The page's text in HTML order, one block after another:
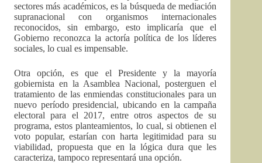
sectores más académicos, es la búsqueda de mediación
supranacional con organismos internacionales
reconocidos, sin embargo, esto implicaría que el
Gobierno reconozca la actoría política de los líderes
sociales, lo cual es impensable.
Otra opción, es que el Presidente y la mayoría
gobiernista en la Asamblea Nacional, posterguen el
tratamiento de las enmiendas constitucionales para un
nuevo período presidencial, ubicando en la campaña
electoral para el 2017, entre otros aspectos de su
programa, estos planteamientos, lo cual, si obtienen el
voto popular, estarían con harta legitimidad para su
viabilidad, propuesta que en la lógica dura que les
caracteriza, tampoco representará una opción.